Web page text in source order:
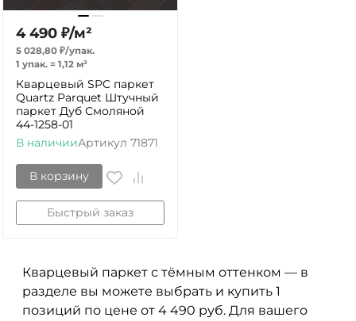
4 490 ₽/м²
5 028,80 ₽/упак.
1 упак. = 1,12 м²
Кварцевый SPC паркет
Quartz Parquet Штучный
паркет Дуб Смоляной
44-1258-01
В наличииАртикул 71871
В корзину
Быстрый заказ
Кварцевый паркет с тёмным оттенком — в
разделе вы можете выбрать и купить 1
позиций по цене от 4 490 руб. Для вашего